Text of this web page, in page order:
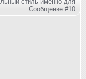
стиль именно для
Сообщение #10